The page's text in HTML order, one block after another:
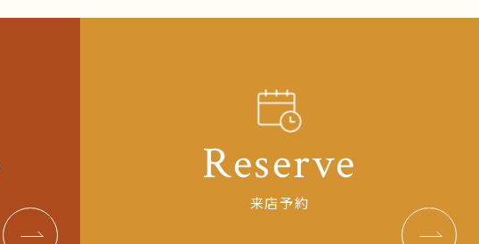
Reserve
来店予約